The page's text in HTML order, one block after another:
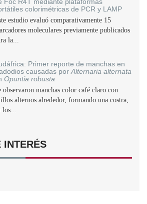
colorimétricas de PCR y LAMP
estudio evaluó comparativamente 15
moleculares previamente publicados
la...
Primer reporte de manchas en
causadas por Alternaria alternata
Opuntia robusta
observaron manchas color café claro con
alternos alrededor, formando una costra,
los...
INTERÉS